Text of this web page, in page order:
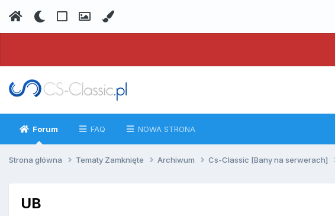
Forum FAQ NOWA STRONA
Strona główna Tematy Zamknięte Archiwum Cs-Classic [Bany na serwerach]
UB